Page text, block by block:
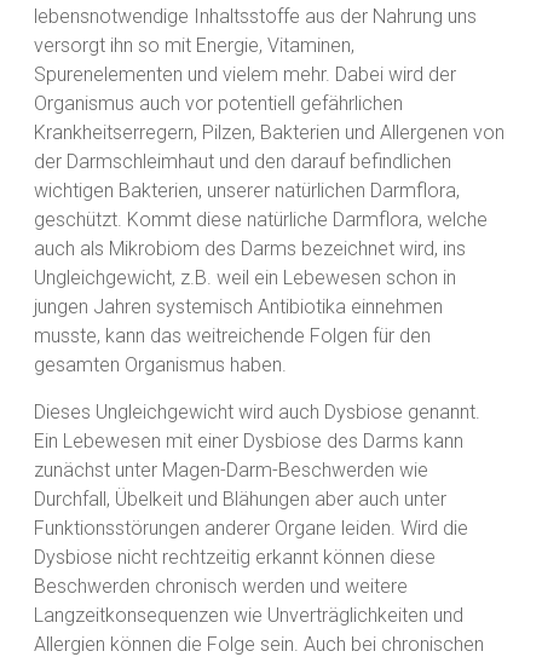
lebensnotwendige Inhaltsstoffe aus der Nahrung uns
versorgt ihn so mit Energie, Vitaminen,
Spurenelementen und vielem mehr. Dabei wird der
Organismus auch vor potentiell gefährlichen
Krankheitserregern, Pilzen, Bakterien und Allergenen von
der Darmschleimhaut und den darauf befindlichen
wichtigen Bakterien, unserer natürlichen Darmflora,
geschützt. Kommt diese natürliche Darmflora, welche
auch als Mikrobiom des Darms bezeichnet wird, ins
Ungleichgewicht, z.B. weil ein Lebewesen schon in
jungen Jahren systemisch Antibiotika einnehmen
musste, kann das weitreichende Folgen für den
gesamten Organismus haben.
Dieses Ungleichgewicht wird auch Dysbiose genannt.
Ein Lebewesen mit einer Dysbiose des Darms kann
zunächst unter Magen-Darm-Beschwerden wie
Durchfall, Übelkeit und Blähungen aber auch unter
Funktionsstörungen anderer Organe leiden. Wird die
Dysbiose nicht rechtzeitig erkannt können diese
Beschwerden chronisch werden und weitere
Langzeitkonsequenzen wie Unverträglichkeiten und
Allergien können die Folge sein. Auch bei chronischen